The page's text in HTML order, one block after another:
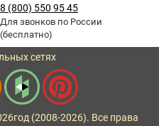
8 (800) 550 95 45
Для звонков по России
(бесплатно)
сетях
год (2008-2026). Все права